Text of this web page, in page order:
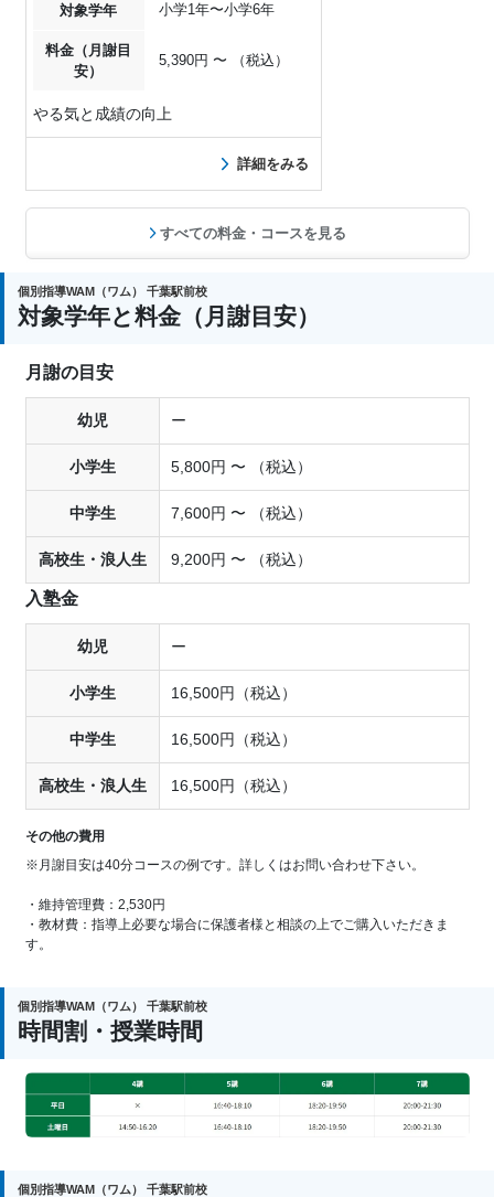
対象学年 小学1年〜小学6年
料金（月謝目
安）
5,390円 〜 （税込）
やる気と成績の向上
詳細をみる
すべての料金・コースを見る
個別指導WAM（ワム） 千葉駅前校
対象学年と料金（月謝目安）
月謝の目安
幼児 ー
小学生 5,800円 〜 （税込）
中学生 7,600円 〜 （税込）
高校生・浪人生 9,200円 〜 （税込）
入塾金
幼児 ー
小学生 16,500円（税込）
中学生 16,500円（税込）
高校生・浪人生 16,500円（税込）
その他の費用
※月謝目安は40分コースの例です。詳しくはお問い合わせ下さい。
・維持管理費：2,530円
・教材費：指導上必要な場合に保護者様と相談の上でご購入いただきま
す。
個別指導WAM（ワム） 千葉駅前校
時間割・授業時間
個別指導WAM（ワム） 千葉駅前校